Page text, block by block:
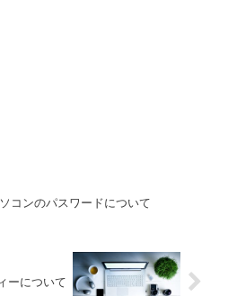
コンのパスワードについて
ーについて